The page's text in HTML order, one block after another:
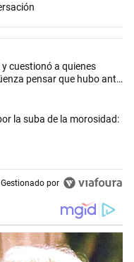
comentarios en los
despidió a Jorge Messi y
cuestionó a quienes
pensar que hubo anti-
apuntó contra Milei por
la suba de la morosidad:
Gestionado por